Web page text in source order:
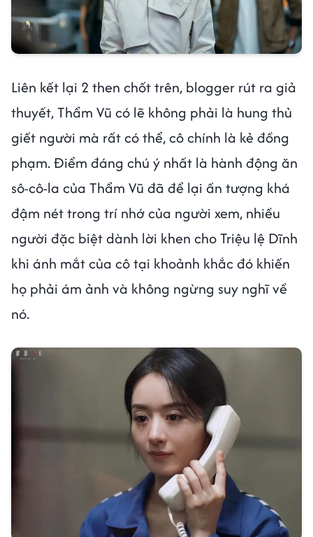
Liên kết lại 2 then chốt trên, blogger rút ra giả
thuyết, Thẩm Vũ có lẽ không phải là hung thủ
giết người mà rất có thể, cô chính là kẻ đồng
phạm. Điểm đáng chú ý nhất là hành động ăn
sô-cô-la của Thẩm Vũ đã để lại ấn tượng khá
đậm nét trong trí nhớ của người xem, nhiều
người đặc biệt dành lời khen cho Triệu lệ Dĩnh
khi ánh mắt của cô tại khoảnh khắc đó khiến
họ phải ám ảnh và không ngừng suy nghĩ về
nó.